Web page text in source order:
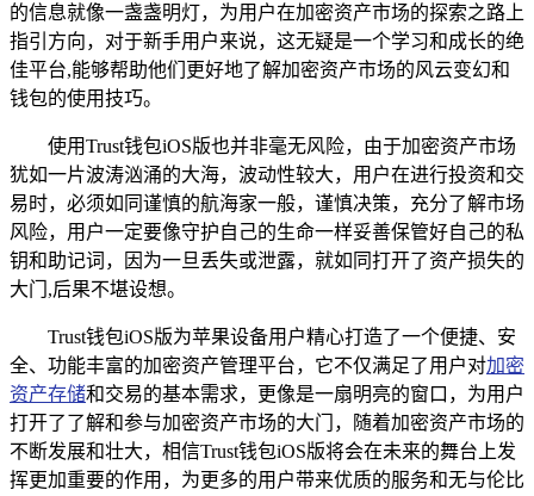
的信息就像一盏盏明灯，为用户在加密资产市场的探索之路上
指引方向，对于新手用户来说，这无疑是一个学习和成长的绝
佳平台,能够帮助他们更好地了解加密资产市场的风云变幻和
钱包的使用技巧。
使用Trust钱包iOS版也并非毫无风险，由于加密资产市场
犹如一片波涛汹涌的大海，波动性较大，用户在进行投资和交
易时，必须如同谨慎的航海家一般，谨慎决策，充分了解市场
风险，用户一定要像守护自己的生命一样妥善保管好自己的私
钥和助记词，因为一旦丢失或泄露，就如同打开了资产损失的
大门,后果不堪设想。
Trust钱包iOS版为苹果设备用户精心打造了一个便捷、安
全、功能丰富的加密资产管理平台，它不仅满足了用户对加密
资产存储和交易的基本需求，更像是一扇明亮的窗口，为用户
打开了了解和参与加密资产市场的大门，随着加密资产市场的
不断发展和壮大，相信Trust钱包iOS版将会在未来的舞台上发
挥更加重要的作用，为更多的用户带来优质的服务和无与伦比